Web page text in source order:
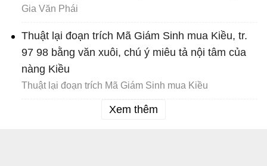
Gia Văn Phái
Thuật lại đoạn trích Mã Giám Sinh mua Kiều, tr.
97 98 bằng văn xuôi, chú ý miêu tả nội tâm của
nàng Kiều
Thuật lại đoạn trích Mã Giám Sinh mua Kiều
Xem thêm